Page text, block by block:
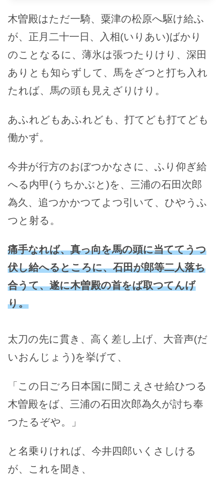
木曽殿はただ一騎、粟津の松原へ駆け給ふ
が、正月二十一日、入相(いりあい)ばかり
のことなるに、薄氷は張つたりけり、深田
ありとも知らずして、馬をざつと打ち入れ
たれば、馬の頭も見えざりけり。
あふれどもあふれども、打てども打てども
働かず。
今井が行方のおぼつかなさに、ふり仰ぎ給
へる内甲(うちかぶと)を、三浦の石田次郎
為久、追つかかつてよつ引いて、ひやうふ
つと射る。
痛手なれば、真っ向を馬の頭に当ててうつ
伏し給へるところに、石田が郎等二人落ち
合うて、遂に木曽殿の首をば取つてんげ
り。
太刀の先に貫き、高く差し上げ、大音声(だ
いおんじょう)を挙げて、
「この日ごろ日本国に聞こえさせ給ひつる
木曽殿をば、三浦の石田次郎為久が討ち奉
つたるぞや。」
と名乗りければ、今井四郎いくさしける
が、これを聞き、